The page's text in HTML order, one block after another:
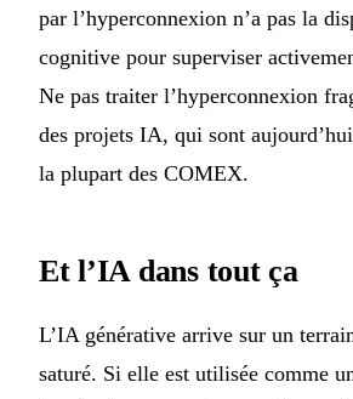
par l’hyperconnexion n’a pas la
cognitive pour superviser
Ne pas traiter l’hyperconnexion
des projets IA, qui sont
la plupart des COMEX.
Et l’IA dans tout ça
L’IA générative arrive sur un
saturé. Si elle est utilisée comme